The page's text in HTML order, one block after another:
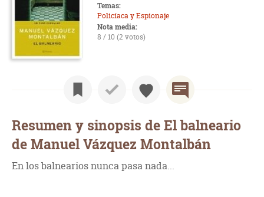
Temas:
Policíaca y Espionaje
Nota media:
8 / 10 (2 votos)
Resumen y sinopsis de El balneario
de Manuel Vázquez Montalbán
En los balnearios nunca pasa nada...